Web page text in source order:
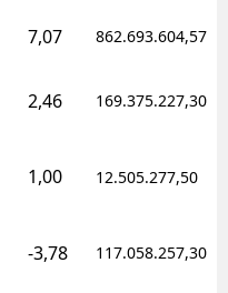
Yalova
Osmaniye
7,07 862.693.604,57
2,46 169.375.227,30
1,00 12.505.277,50
-3,78 117.058.257,30